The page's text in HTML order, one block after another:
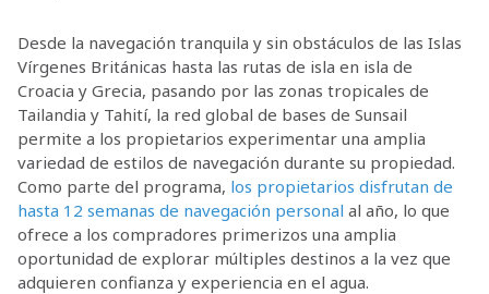
Desde la navegación tranquila y sin obstáculos de las Islas
Vírgenes Británicas hasta las rutas de isla en isla de
Croacia y Grecia, pasando por las zonas tropicales de
Tailandia y Tahití, la red global de bases de Sunsail
permite a los propietarios experimentar una amplia
variedad de estilos de navegación durante su propiedad.
Como parte del programa, los propietarios disfrutan de
hasta 12 semanas de navegación personal al año, lo que
ofrece a los compradores primerizos una amplia
oportunidad de explorar múltiples destinos a la vez que
adquieren confianza y experiencia en el agua.